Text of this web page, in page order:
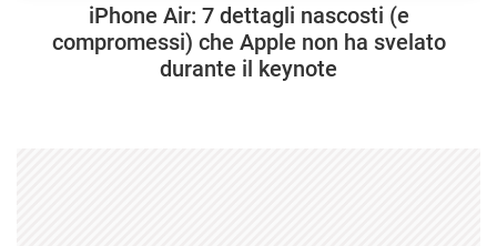
iPhone Air: 7 dettagli nascosti (e
compromessi) che Apple non ha svelato
durante il keynote